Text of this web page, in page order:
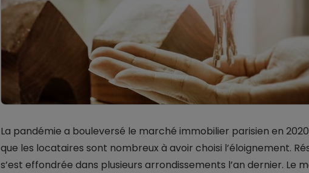
La pandémie a bouleversé le marché immobilier parisien en
que les locataires sont nombreux à avoir choisi l’éloignement.
s’est effondrée dans plusieurs arrondissements l’an dernier. Le